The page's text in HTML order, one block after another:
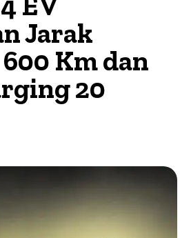
Jarak
Km dan
20